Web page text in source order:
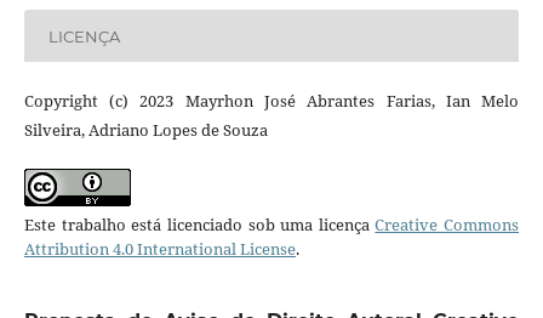
LICENÇA
Copyright (c) 2023 Mayrhon José Abrantes Farias, Ian Melo
Silveira, Adriano Lopes de Souza
Este trabalho está licenciado sob uma licençaCreative Commons
Attribution 4.0 International License.